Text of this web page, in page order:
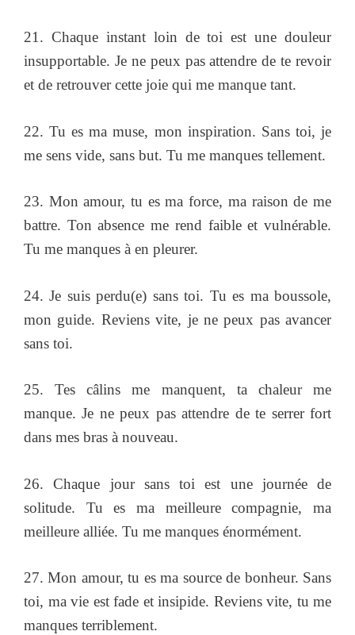
21. Chaque instant loin de toi est une douleur
insupportable. Je ne peux pas attendre de te revoir
et de retrouver cette joie qui me manque tant.
22. Tu es ma muse, mon inspiration. Sans toi, je
me sens vide, sans but. Tu me manques tellement.
23. Mon amour, tu es ma force, ma raison de me
battre. Ton absence me rend faible et vulnérable.
Tu me manques à en pleurer.
24. Je suis perdu(e) sans toi. Tu es ma boussole,
mon guide. Reviens vite, je ne peux pas avancer
sans toi.
25. Tes câlins me manquent, ta chaleur me
manque. Je ne peux pas attendre de te serrer fort
dans mes bras à nouveau.
26. Chaque jour sans toi est une journée de
solitude. Tu es ma meilleure compagnie, ma
meilleure alliée. Tu me manques énormément.
27. Mon amour, tu es ma source de bonheur. Sans
toi, ma vie est fade et insipide. Reviens vite, tu me
manques terriblement.